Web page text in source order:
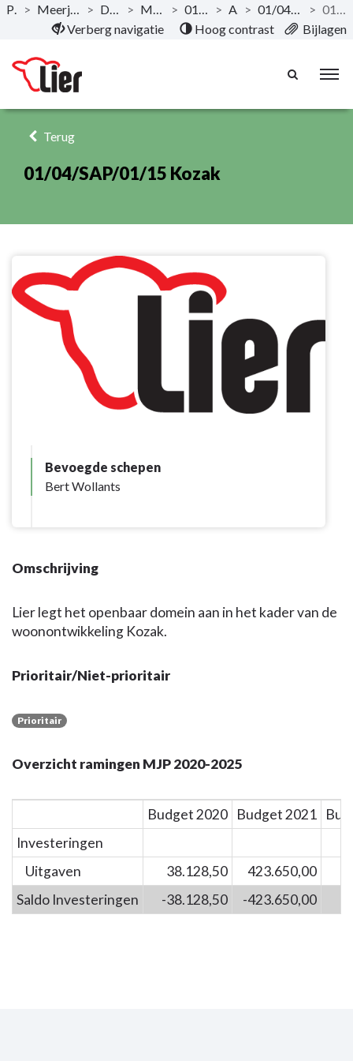
Naar hoofdinhoud
Publicaties > Meerjarenplan 2020-2025 - December 2019 > Documentatie AMJP > Meerjarenplan Overzicht > 01/04 Openbaar domein > Actieplan> 01/04/SAP/01 Investeringen openbaar domein >
01/04/SAP/01/15 Kozak
Verberg navigatie
Hoog contrast Bijlagen
Terug
01/04/SAP/01/15 Kozak
Bevoegde schepen
Bert Wollants
Omschrijving
Lier legt het openbaar domein aan in het kader van de
woonontwikkeling Kozak.
Prioritair/Niet-prioritair
Prioritair
Overzicht ramingen MJP 2020-2025
Budget 2020 Budget 2021
Investeringen
Uitgaven
38.128,50
423.650,00
Saldo Investeringen
-38.128,50 -423.650,00